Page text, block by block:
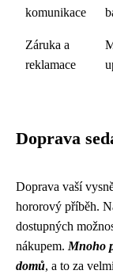
komunikace
Záruka a
reklamace
Doprava
Doprava vaší
hororový příběh.
dostupných
nákupem. Mnoho
domů, a to za